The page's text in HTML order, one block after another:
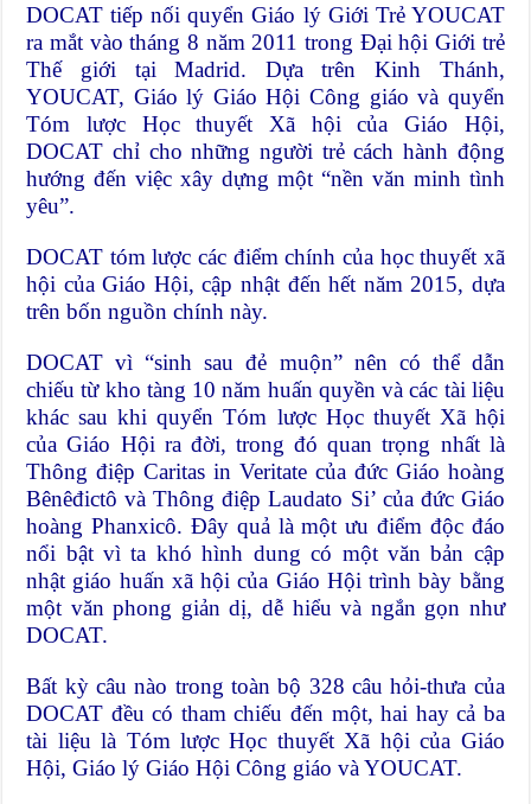
DOCAT tiếp nối quyển Giáo lý Giới Trẻ YOUCAT
ra mắt vào tháng 8 năm 2011 trong Đại hội Giới trẻ
Thế giới tại Madrid. Dựa trên Kinh Thánh,
YOUCAT, Giáo lý Giáo Hội Công giáo và quyển
Tóm lược Học thuyết Xã hội của Giáo Hội,
DOCAT chỉ cho những người trẻ cách hành động
hướng đến việc xây dựng một “nền văn minh tình
yêu”.
DOCAT tóm lược các điểm chính của học thuyết xã
hội của Giáo Hội, cập nhật đến hết năm 2015, dựa
trên bốn nguồn chính này.
DOCAT vì “sinh sau đẻ muộn” nên có thể dẫn
chiếu từ kho tàng 10 năm huấn quyền và các tài liệu
khác sau khi quyển Tóm lược Học thuyết Xã hội
của Giáo Hội ra đời, trong đó quan trọng nhất là
Thông điệp Caritas in Veritate của đức Giáo hoàng
Bênêđictô và Thông điệp Laudato Si’ của đức Giáo
hoàng Phanxicô. Đây quả là một ưu điểm độc đáo
nổi bật vì ta khó hình dung có một văn bản cập
nhật giáo huấn xã hội của Giáo Hội trình bày bằng
một văn phong giản dị, dễ hiểu và ngắn gọn như
DOCAT.
Bất kỳ câu nào trong toàn bộ 328 câu hỏi-thưa của
DOCAT đều có tham chiếu đến một, hai hay cả ba
tài liệu là Tóm lược Học thuyết Xã hội của Giáo
Hội, Giáo lý Giáo Hội Công giáo và YOUCAT.